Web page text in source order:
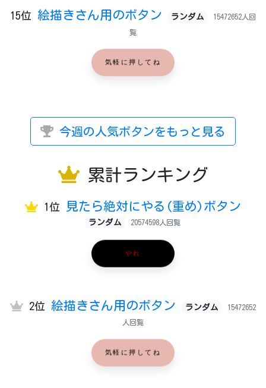
15位 絵描きさん用のボタン ランダム 15472652人回
覧
気軽に押してね
今週の人気ボタンをもっと見る
累計ランキング
1位 見たら絶対にやる(重め)ボタン
ランダム 20574598人回覧
やれ
2位 絵描きさん用のボタン ランダム 15472652
人回覧
気軽に押してね